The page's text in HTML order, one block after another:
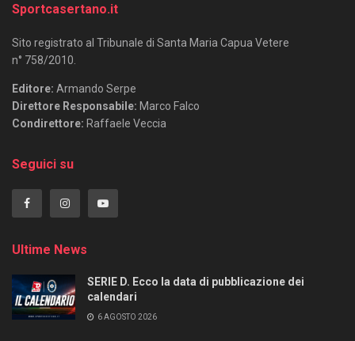
Sportcasertano.it
Sito registrato al Tribunale di Santa Maria Capua Vetere
n° 758/2010.
Editore: Armando Serpe
Direttore Responsabile: Marco Falco
Condirettore: Raffaele Veccia
Seguici su
Ultime News
SERIE D. Ecco la data di pubblicazione dei
calendari
6 AGOSTO 2026